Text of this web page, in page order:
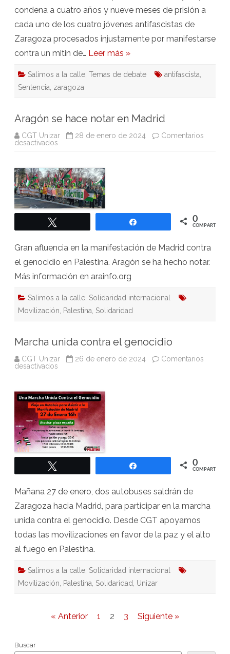
condena a cuatro años y nueve meses de prisión a
cada uno de los cuatro jóvenes antifascistas de
Zaragoza procesados injustamente por manifestarse
contra un mitin de… Leer más »
Salimos a la calle Temas de debate antifascista
Sentencia zaragoza
Aragón se hace notar en Madrid
CGT Unizar 28 de enero de 2024
Comentarios
desactivados
notar
en
Madrid
0
COMPARTIR
Gran afluencia en la manifestación de Madrid contra
el genocidio en Palestina. Aragón se ha hecho notar.
Más información en arainfo.org
Salimos a la calle, Solidaridad internacional
Movilización, Palestina, Solidaridad
Marcha unida contra el genocidio
CGT Unizar 26 de enero de 2024
Comentarios
desactivados
el
genocidio
0
COMPARTIR
Mañana 27 de enero, dos autobuses saldrán de
Zaragoza hacia Madrid, para participar en la marcha
unida contra el genocidio. Desde CGT apoyamos
todas las movilizaciones en favor de la paz y el alto
al fuego en Palestina.
Salimos a la calle Solidaridad internacional
Movilización
Palestina Solidaridad Unizar
Paginación
entradas
« Anterior 1 2 3 Siguiente »
Buscar